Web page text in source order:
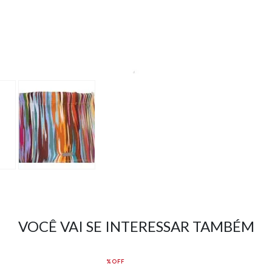
VOCÊ VAI SE INTERESSAR TAMBÉM
%OFF